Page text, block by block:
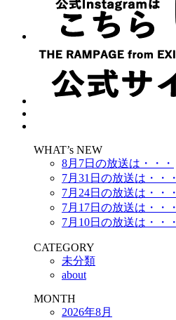
WHAT’s NEW
8月7日の放送は・・・
7月31日の放送は・・・
7月24日の放送は・・・
7月17日の放送は・・・
7月10日の放送は・・・
CATEGORY
未分類
about
MONTH
2026年8月